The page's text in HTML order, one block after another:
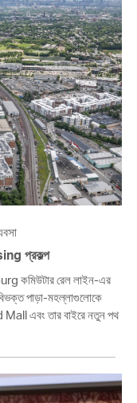
প্রকল্প
কমিউটার রেল লাইন-এর
বিভক্ত পাড়া-মহল্লাগুলোকে
এবং তার বাইরে নতুন পথ